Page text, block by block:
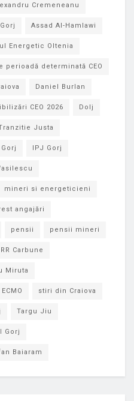
Cremeneanu
Assad Al-Hamlawi
Energetic Oltenia
perioadă determinată CEO
Daniel Burlan
CEO 2026 Dolj
Justa
Gorj IPJ Gorj
mineri si energeticieni
angajări
pensii pensii mineri
Carbune
Miruta
stiri din Craiova
Targu Jiu
Gorj
Baiaram